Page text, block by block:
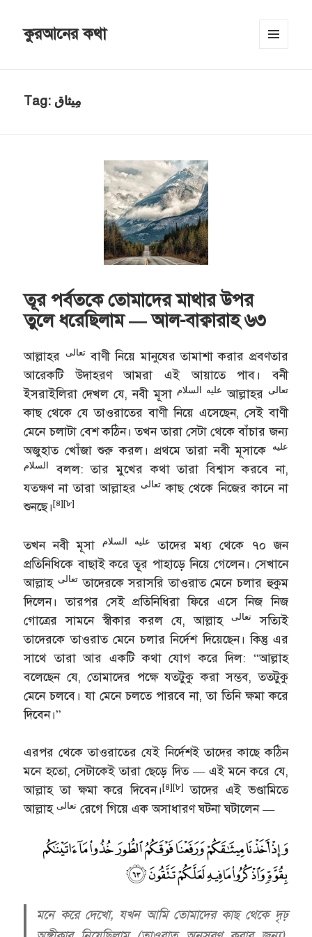
কুরআনের কথা
Tag:مِيثاق
তূর পর্বতকে তোমাদের মাথার উপর
তুলে ধরেছিলাম — আল-বাক্বারাহ ৬৩
আল্লাহর تعالىবাণী নিয়ে মানুষের তামাশা করার প্রবণতার
আরেকটি উদাহরণ আমরা এই আয়াতে পাব। বনী
ইসরাইলিরা দেখল যে, নবী মূসা عليه السلام আল্লাহর تعالى
কাছ থেকে যে তাওরাতের বাণী নিয়ে এসেছেন, সেই বাণী
মেনে চলাটা বেশ কঠিন। তখন তারা সেটা থেকে বাঁচার জন্য
অজুহাত খোঁজা শুরু করল। প্রথমে তারা নবী মূসাকে
عليه
السلام
বলল: তার মুখের কথা তারা বিশ্বাস করবে না,
যতক্ষণ না তারা আল্লাহরتعالى কাছ থেকে নিজের কানে না
শুনছে।[৪][৮]
তখন নবী মূসাعليه السلام
তাদের মধ্য থেকে ৭০ জন
প্রতিনিধিকে বাছাই করে তূর পাহাড়ে নিয়ে গেলেন। সেখানে
আল্লাহتعالى তাদেরকে সরাসরি তাওরাত মেনে চলার হুকুম
দিলেন। তারপর সেই প্রতিনিধিরা ফিরে এসে নিজ নিজ
গোত্রের সামনে স্বীকার করল যে, আল্লাহ
تعالىসত্যিই
তাদেরকে তাওরাত মেনে চলার নির্দেশ দিয়েছেন। কিন্তু এর
সাথে তারা আর একটি কথা যোগ করে দিল: “আল্লাহ
বলেছেন যে, তোমাদের পক্ষে যতটুকু করা সম্ভব, ততটুকু
মেনে চলবে। যা মেনে চলতে পারবে না, তা তিনি ক্ষমা করে
দিবেন।”
এরপর থেকে তাওরাতের যেই নির্দেশই তাদের কাছে কঠিন
মনে হতো, সেটাকেই তারা ছেড়ে দিত — এই মনে করে যে,
আল্লাহ তা ক্ষমা করে দিবেন।[৪][৮] তাদের এই ভণ্ডামিতে
আল্লাহتعالى রেগে গিয়ে এক অসাধারণ ঘটনা ঘটালেন —
মনে করে দেখো, যখন আমি তোমাদের কাছ থেকে দৃঢ়